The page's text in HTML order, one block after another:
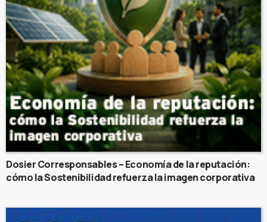
Dosier Corresponsables – Economía de la reputación:
cómo la Sostenibilidad refuerza la imagen corporativa